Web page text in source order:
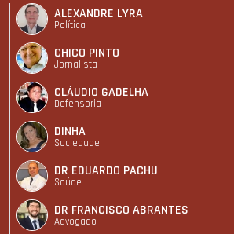
ALEXANDRE LYRA
Política
CHICO PINTO
Jornalista
CLÁUDIO GADELHA
Defensoria
DINHA
Sociedade
DR EDUARDO PACHU
Saúde
DR FRANCISCO ABRANTES
Advogado